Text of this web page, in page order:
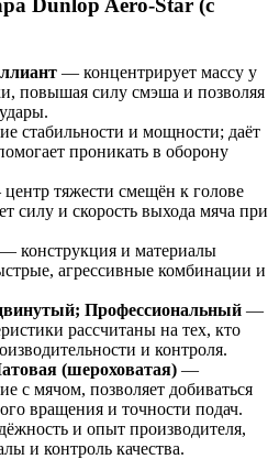
Dunlop Aero-Star (с
— концентрирует массу у
повышая силу смэша и позволяя
стабильности и мощности; даёт
проникать в оборону
тяжести смещён к голове
силу и скорость выхода мяча при
— конструкция и материалы
агрессивные комбинации и
Профессиональный —
рассчитаны на тех, кто
и контроля.
(шероховатая) —
с мячом, позволяет добиваться
вращения и точности подач.
и опыт производителя,
и контроль качества.